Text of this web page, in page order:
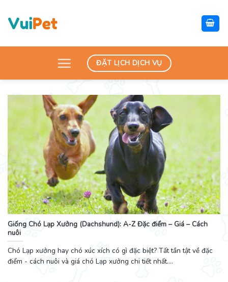
content
ĐẶT LỊCH DỊCH VỤ
Giống Chó Lạp Xưởng (Dachshund): A-Z Đặc điểm – Giá – Cách
nuôi
Chó Lạp xưởng hay chó xúc xích có gì đặc biệt? Tất tần tật về đặc
điểm - cách nuôi và giá chó Lạp xưởng chi tiết nhất....